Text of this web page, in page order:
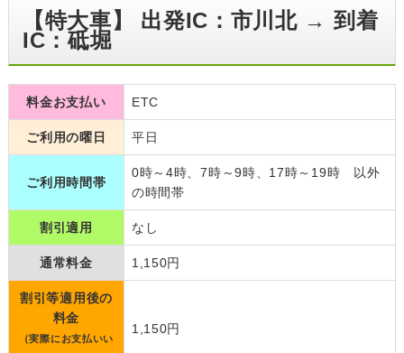
【特大車】 出発IC：市川北 → 到着
IC：砥堀
料金お支払い ETC
ご利用の曜日 平日
ご利用時間帯
0時～4時、7時～9時、17時～19時 以外
の時間帯
割引適用 なし
通常料金 1,150円
割引等適用後の
料金
（実際にお支払いい
1,150円